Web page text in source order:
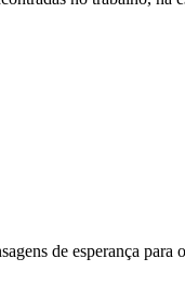
de esperança